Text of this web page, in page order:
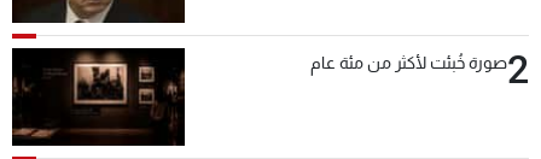
2صورة خُبئت لأكثر من مئة عام
لاعلاناتكم
شروط الإسـتخدام
سياسة الخصوصية